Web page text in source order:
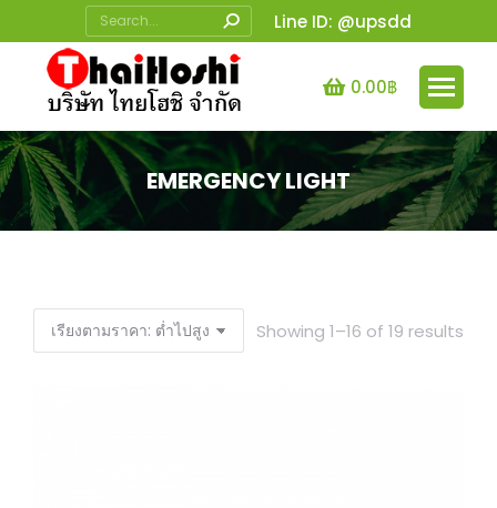
Search: Line ID: @upsdd
0.00฿
EMERGENCY LIGHT
You are here:
Showing 1–16 of 19 results